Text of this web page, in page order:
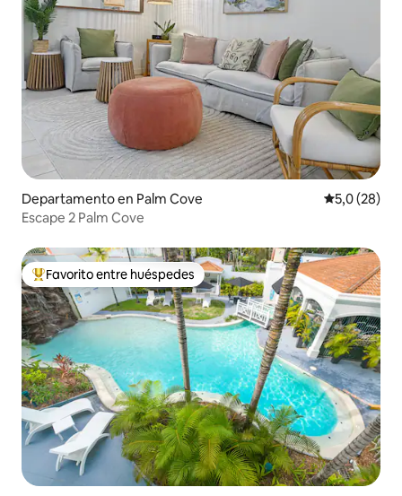
Departamento en Palm Cove Calificación
5,0 (28)
Escape 2 Palm Cove
Favorito entre los huéspedes más destacados
Favorito entre huéspedes